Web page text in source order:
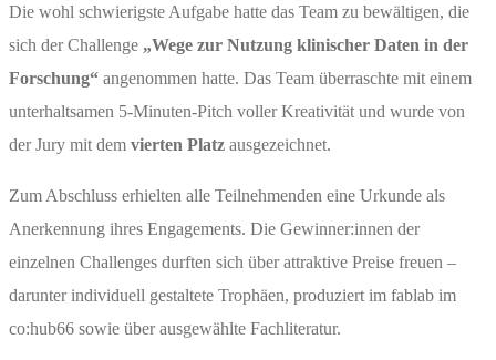
Die wohl schwierigste Aufgabe hatte das Team zu bewältigen, die
sich der Challenge „Wege zur Nutzung klinischer Daten in der
Forschung“ angenommen hatte. Das Team überraschte mit einem
unterhaltsamen 5-Minuten-Pitch voller Kreativität und wurde von
der Jury mit dem vierten Platz ausgezeichnet.
Zum Abschluss erhielten alle Teilnehmenden eine Urkunde als
Anerkennung ihres Engagements. Die Gewinner:innen der
einzelnen Challenges durften sich über attraktive Preise freuen –
darunter individuell gestaltete Trophäen, produziert im fablab im
co:hub66 sowie über ausgewählte Fachliteratur.